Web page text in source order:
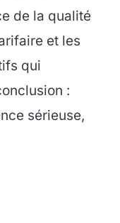
de la qualité
et les
qui
:
sérieuse,